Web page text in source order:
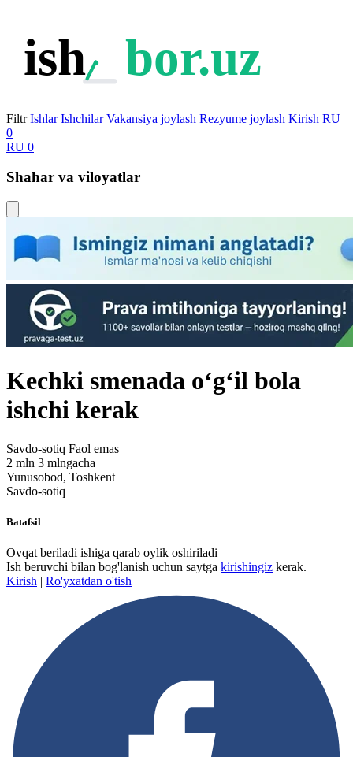
ish bor.uz
Filtr Ishlar Ishchilar Vakansiya joylash Rezyume joylash Kirish RU
0
RU 0
Shahar va viloyatlar
Kechki smenada oʻgʻil bola
ishchi kerak
Savdo-sotiq Faol emas
2 mln 3 mlngacha
Yunusobod, Toshkent
Savdo-sotiq
Batafsil
Ovqat beriladi ishiga qarab oylik oshiriladi
Ish beruvchi bilan bog'lanish uchun saytga kirishingiz kerak.
Kirish | Ro'yxatdan o'tish